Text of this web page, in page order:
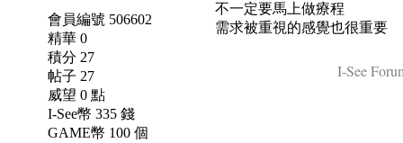
會員編號 506602
精華 0
積分 27
帖子 27
威望 0 點
I-See幣 335 錢
GAME幣 100 個
不一定要馬上做療程
需求被重視的感覺也很重要
I-See